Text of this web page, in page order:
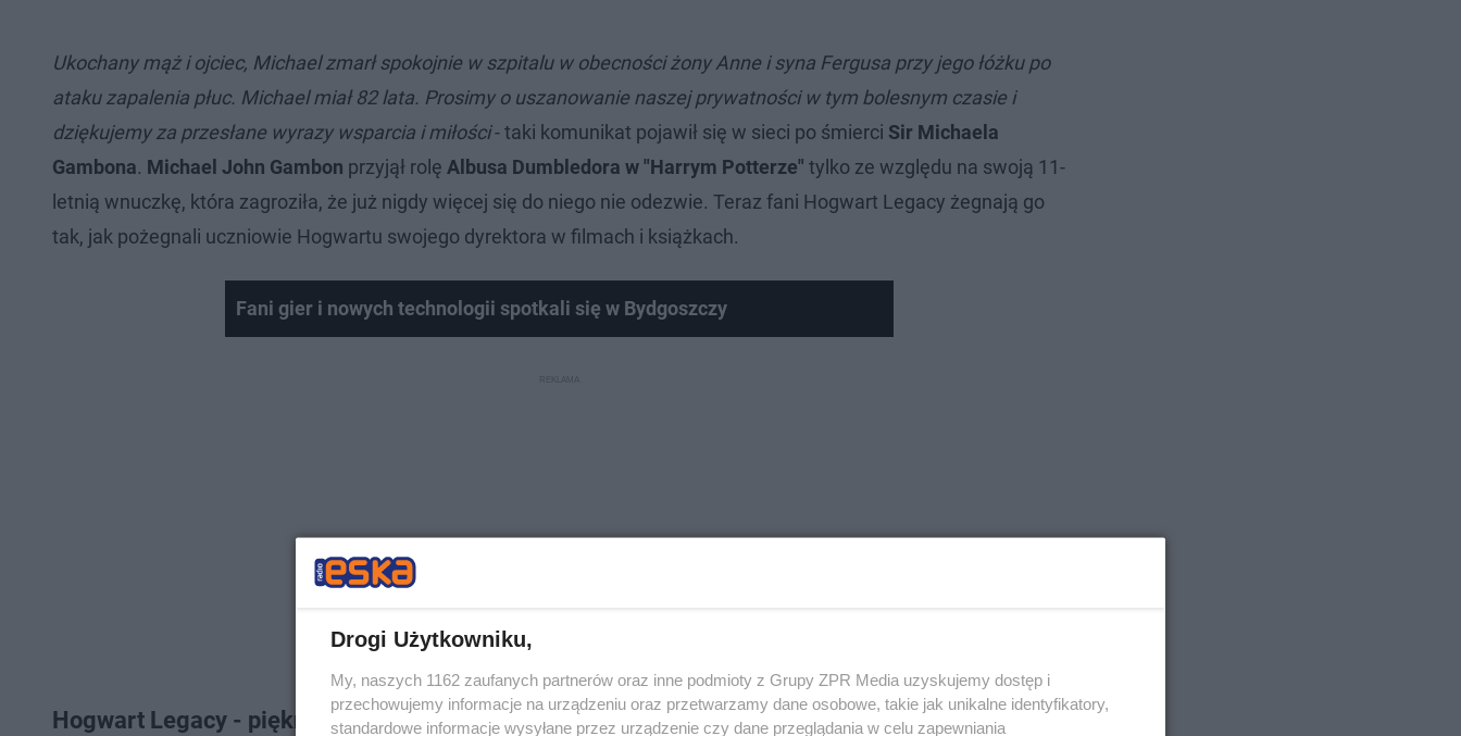
Ukochany mąż i ojciec, Michael zmarł spokojnie w szpitalu w obecności żony Anne i syna Fergusa przy jego łóżku po
ataku zapalenia płuc. Michael miał 82 lata. Prosimy o uszanowanie naszej prywatności w tym bolesnym czasie i
dziękujemy za przesłane wyrazy wsparcia i miłości- taki komunikat pojawił się w sieci po śmierci Sir Michaela
Gambona. Michael John Gambon przyjął rolę Albusa Dumbledora w "Harrym Potterze" tylko ze względu na swoją 11-
letnią wnuczkę, która zagroziła, że już nigdy więcej się do niego nie odezwie. Teraz fani Hogwart Legacy żegnają go
tak, jak pożegnali uczniowie Hogwartu swojego dyrektora w filmach i książkach.
Fani gier i nowych technologii spotkali się w Bydgoszczy
Hogwart Legacy - piękny gest graczy
Drogi Użytkowniku,
My, naszych 1162 zaufanych partnerów oraz inne podmioty z Grupy ZPR Media uzyskujemy dostęp i
przechowujemy informacje na urządzeniu oraz przetwarzamy dane osobowe, takie jak unikalne identyfikatory,
standardowe informacje wysyłane przez urządzenie czy dane przeglądania w celu zapewniania